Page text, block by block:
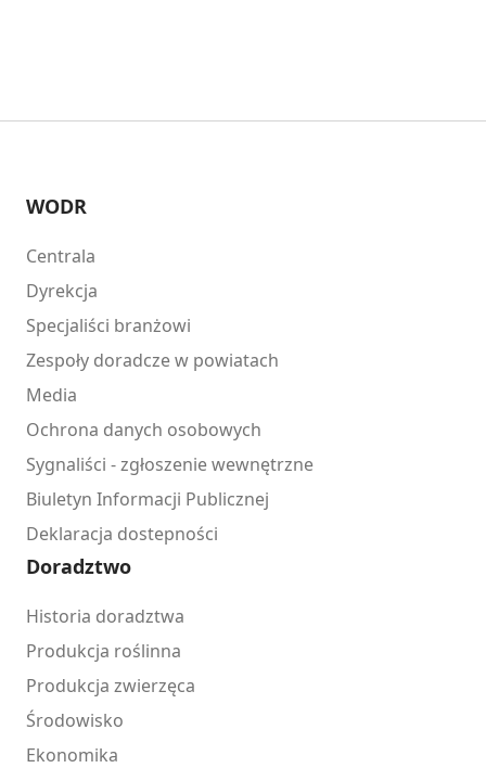
WODR
Centrala
Dyrekcja
Specjaliści branżowi
Zespoły doradcze w powiatach
Media
Ochrona danych osobowych
Sygnaliści - zgłoszenie wewnętrzne
Biuletyn Informacji Publicznej
Deklaracja dostepności
Doradztwo
Historia doradztwa
Produkcja roślinna
Produkcja zwierzęca
Środowisko
Ekonomika